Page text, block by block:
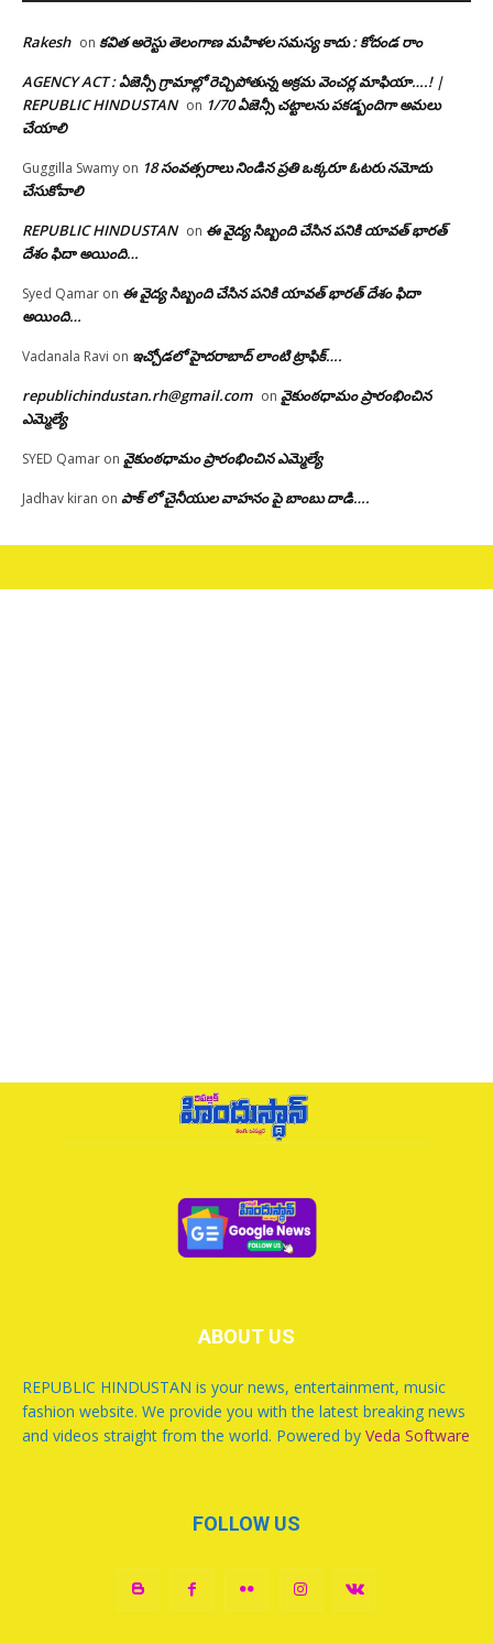
Rakesh on కవిత అరెస్టు తెలంగాణ మహిళల సమస్య కాదు : కోదండ రాం
AGENCY ACT : ఏజెన్సీ గ్రామాల్లో రెచ్చిపోతున్న అక్రమ వెంచర్ల మాఫియా….! |
REPUBLIC HINDUSTAN on 1/70 ఏజెన్సీ చట్టాలను పకడ్బందిగా అమలు
చేయాలి
Guggilla Swamy on 18 సంవత్సరాలు నిండిన ప్రతి ఒక్కరూ ఓటరు నమోదు
చేసుకోవాలి
REPUBLIC HINDUSTAN on ఈ వైద్య సిబ్బంది చేసిన పనికి యావత్ భారత్
దేశం ఫిదా అయింది…
Syed Qamar on ఈ వైద్య సిబ్బంది చేసిన పనికి యావత్ భారత్ దేశం ఫిదా
అయింది…
Vadanala Ravi on ఇచ్చోడలో హైదరాబాద్ లాంటి ట్రాఫిక్….
republichindustan.rh@gmail.com on వైకుంఠధామం ప్రారంభించిన
ఎమ్మెల్యే
SYED Qamar on వైకుంఠధామం ప్రారంభించిన ఎమ్మెల్యే
Jadhav kiran on పాక్ లో చైనీయుల వాహనం పై బాంబు దాడి….
ABOUT US
REPUBLIC HINDUSTAN is your news, entertainment, music
fashion website. We provide you with the latest breaking news
and videos straight from the world. Powered by Veda Software
FOLLOW US